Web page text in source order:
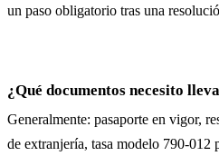
un paso obligatorio tras una
¿Qué documentos necesito
Generalmente: pasaporte en vigor,
de extranjería, tasa modelo 790-012